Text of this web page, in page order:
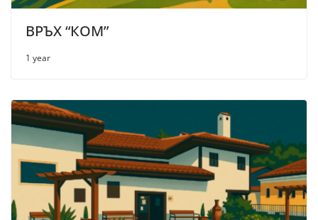
ВРЪХ “КОМ”
1 year